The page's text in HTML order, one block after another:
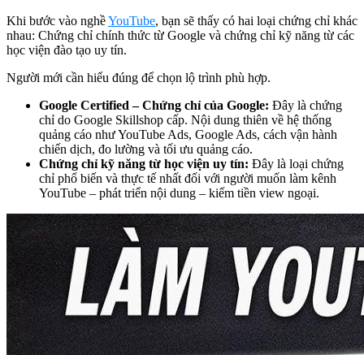
Khi bước vào nghềYouTube, bạn sẽ thấy có hai loại chứng chỉ khác
nhau: Chứng chỉ chính thức từ Google và chứng chỉ kỹ năng từ các
học viện đào tạo uy tín.
Người mới cần hiểu đúng để chọn lộ trình phù hợp.
Google Certified – Chứng chỉ của Google: Đây là chứng
chỉ do Google Skillshop cấp. Nội dung thiên về hệ thống
quảng cáo như YouTube Ads, Google Ads, cách vận hành
chiến dịch, đo lường và tối ưu quảng cáo.
Chứng chỉ kỹ năng từ học viện uy tín: Đây là loại chứng
chỉ phổ biến và thực tế nhất đối với người muốn làm kênh
YouTube – phát triển nội dung – kiếm tiền view ngoại.